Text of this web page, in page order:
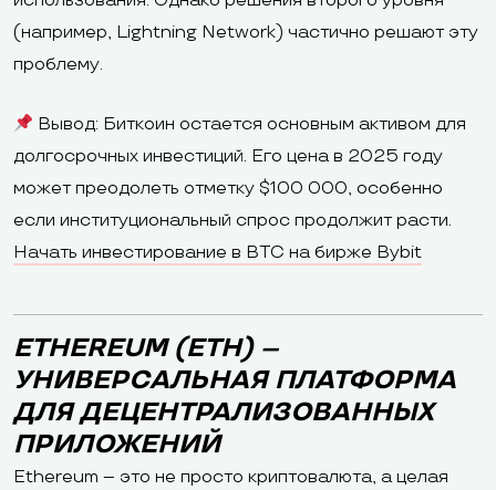
(например, Lightning Network) частично решают эту
проблему.
Вывод: Биткоин остается основным активом для
долгосрочных инвестиций. Его цена в 2025 году
может преодолеть отметку $100 000, особенно
если институциональный спрос продолжит расти.
Начать инвестирование в BTC на бирже Bybit
ETHEREUM (ETH) –
УНИВЕРСАЛЬНАЯ ПЛАТФОРМА
ДЛЯ ДЕЦЕНТРАЛИЗОВАННЫХ
ПРИЛОЖЕНИЙ
Ethereum – это не просто криптовалюта, а целая